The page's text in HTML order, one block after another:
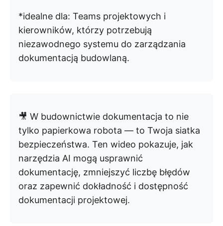
*idealne dla: Teams projektowych i
kierowników, którzy potrzebują
niezawodnego systemu do zarządzania
dokumentacją budowlaną.
🎥 W budownictwie dokumentacja to nie
tylko papierkowa robota — to Twoja siatka
bezpieczeństwa. Ten wideo pokazuje, jak
narzędzia AI mogą usprawnić
dokumentację, zmniejszyć liczbę błędów
oraz zapewnić dokładność i dostępność
dokumentacji projektowej.